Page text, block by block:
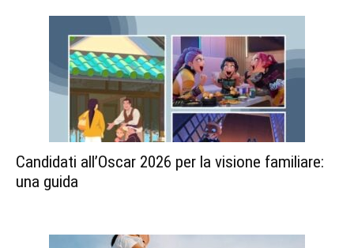
Candidati all’Oscar 2026 per la visione familiare:
una guida